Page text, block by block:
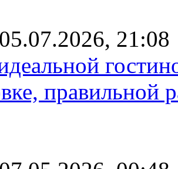
05.07.2026, 21:08
правильной